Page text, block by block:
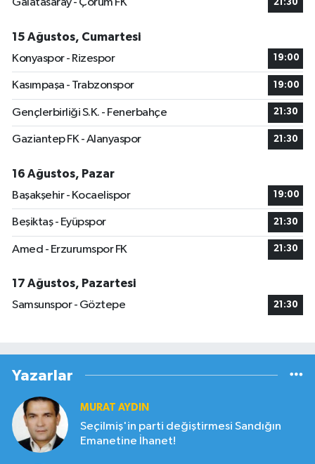
Galatasaray - Çorum FK 21:30
15 Ağustos, Cumartesi
Konyaspor - Rizespor
19:00
Kasımpaşa - Trabzonspor 19:00
Gençlerbirliği S.K. - Fenerbahçe 21:30
Gaziantep FK - Alanyaspor 21:30
16 Ağustos, Pazar
Başakşehir - Kocaelispor
19:00
Beşiktaş - Eyüpspor 21:30
Amed - Erzurumspor FK 21:30
17 Ağustos, Pazartesi
Samsunspor - Göztepe
21:30
Yazarlar
MURAT AYDIN
Seçilmiş'in parti değiştirmesi Sandığın
Emanetine İhanet!